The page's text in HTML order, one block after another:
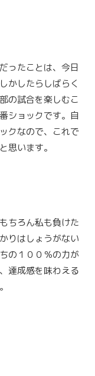
ったことは、今日
かしたらしばらく
の試合を楽しむこ
ショックです。自
クなので、これで
思います。
ちろん私も負けた
りはしょうがない
の１００％の力が
達成感を味わえる